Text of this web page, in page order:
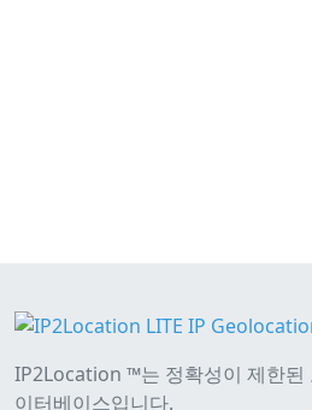
IP2Location ™는 정확성이 제한된
이터베이스입니다.